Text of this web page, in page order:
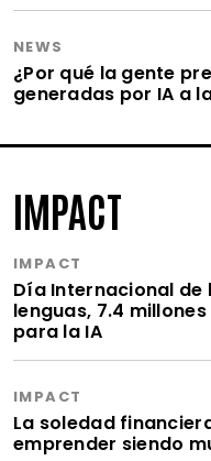
NEWS
¿Por qué la gente
generadas por IA a
IMPACT
IMPACT
Día Internacional de
lenguas, 7.4
para la IA
IMPACT
La soledad
emprender siendo